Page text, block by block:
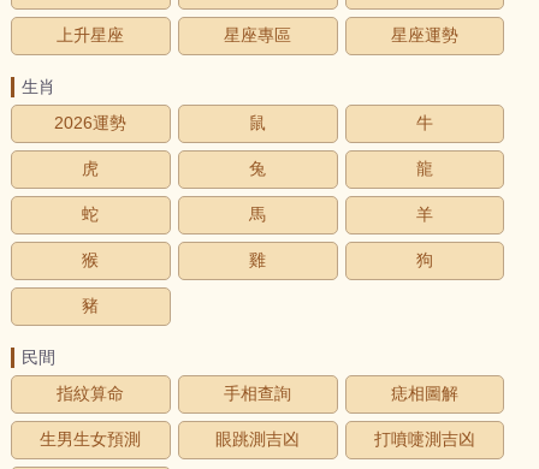
上升星座 星座專區 星座運勢
生肖
2026運勢
鼠 牛
虎 兔 龍
蛇 馬 羊
猴 雞 狗
豬
民間
指紋算命
手相查詢 痣相圖解
生男生女預測 眼跳測吉凶 打噴嚏測吉凶